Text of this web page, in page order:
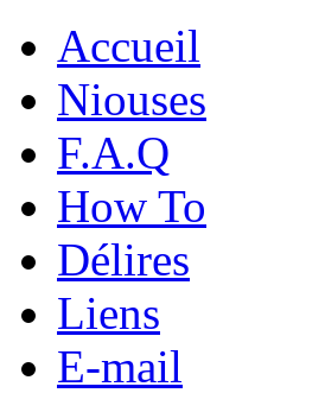
Accueil
Niouses
F.A.Q
How To
Délires
Liens
E-mail